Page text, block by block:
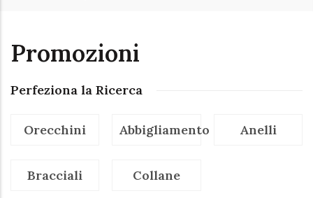
Promozioni
Perfeziona la Ricerca
Orecchini Abbigliamento Anelli
Bracciali Collane